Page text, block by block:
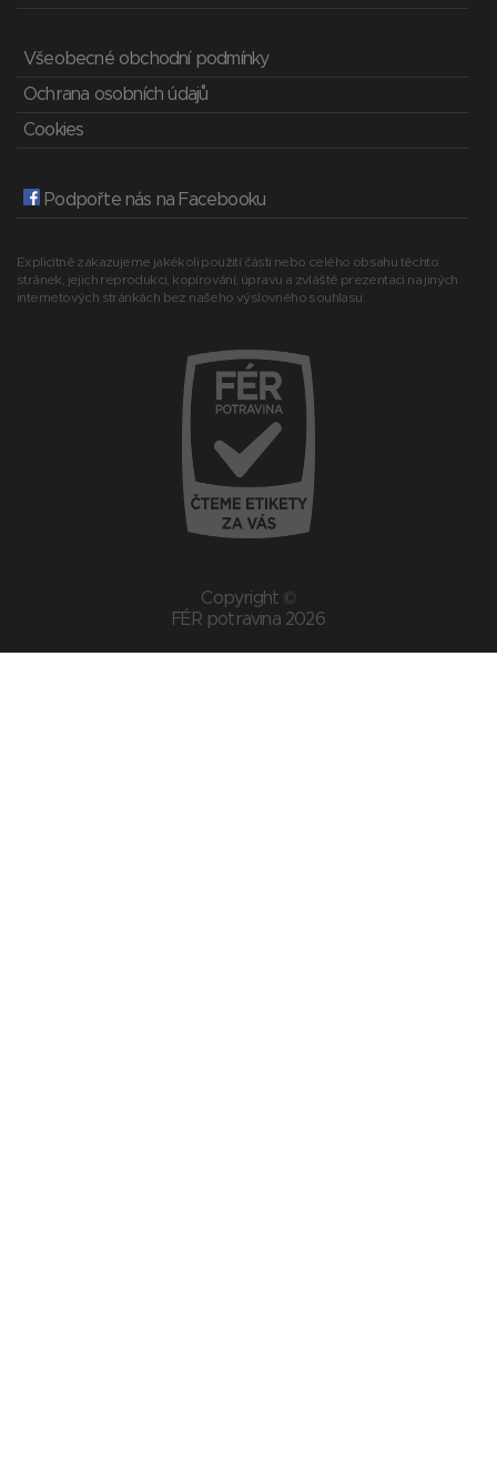
Všeobecné obchodní podmínky
Ochrana osobních údajů
Cookies
Podpořte nás na Facebooku
Explicitně zakazujeme jakékoli použití části nebo celého obsahu těchto
stránek, jejich reprodukci, kopírování, úpravu a zvláště prezentaci na jiných
internetových stránkách bez našeho výslovného souhlasu.
Copyright ©
FÉR potravina 2026